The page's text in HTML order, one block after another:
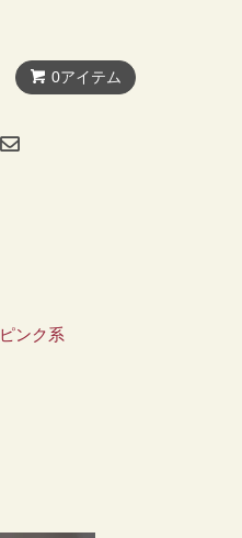
0アイテム
ピンク系